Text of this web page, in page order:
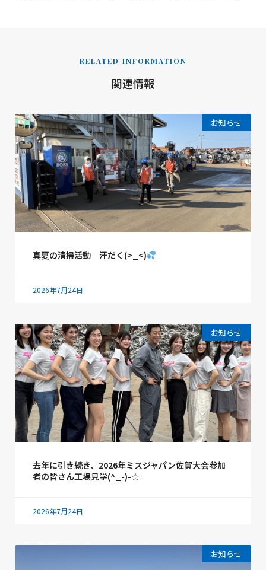
RELATED INFORMATION
関連情報
お知らせ
真夏の清掃活動 汗だく(>_<)
2026年7月24日
お知らせ
去年に引き続き、2026年ミスジャパン佐賀大会参加
者の皆さん工場見学(^_-)-☆
2026年7月24日
お知らせ